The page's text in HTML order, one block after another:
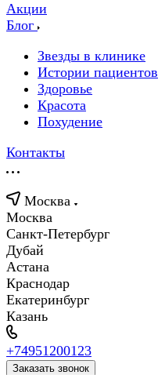
Акции
Блог
Звезды в клинике
Истории пациентов
Здоровье
Красота
Похудение
Контакты
Москва
Москва
Санкт-Петербург
Дубай
Астана
Краснодар
Екатеринбург
Казань
+74951200123
Заказать звонок